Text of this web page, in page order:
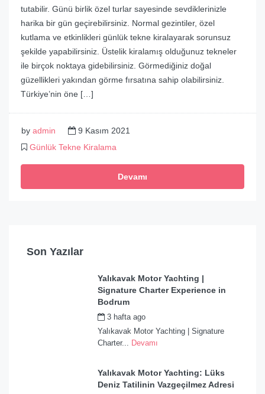
tutabilir. Günü birlik özel turlar sayesinde sevdiklerinizle
harika bir gün geçirebilirsiniz. Normal gezintiler, özel
kutlama ve etkinlikleri günlük tekne kiralayarak sorunsuz
şekilde yapabilirsiniz. Üstelik kiralamış olduğunuz tekneler
ile birçok noktaya gidebilirsiniz. Görmediğiniz doğal
güzellikleri yakından görme fırsatına sahip olabilirsiniz.
Türkiye’nin öne […]
by admin
9 Kasım 2021
Günlük Tekne Kiralama
Devamı
Son Yazılar
Yalıkavak Motor Yachting |
Signature Charter Experience in
Bodrum
3 hafta ago
Yalıkavak Motor Yachting | Signature
Charter... Devamı
Yalıkavak Motor Yachting: Lüks
Deniz Tatilinin Vazgeçilmez Adresi